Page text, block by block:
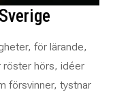
för lärande,
röster hörs, idéer
försvinner, tystnar